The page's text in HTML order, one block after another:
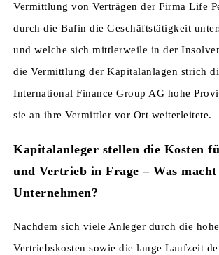
Vermittlung von Verträgen der Firma Life
durch die Bafin die Geschäftstätigkeit
und welche sich mittlerweile in der
die Vermittlung der Kapitalanlagen strich
International Finance Group AG hohe
sie an ihre Vermittler vor Ort weiterleitete.
Kapitalanleger stellen die Kosten
und Vertrieb in Frage – Was macht
Unternehmen?
Nachdem sich viele Anleger durch die
Vertriebskosten sowie die lange Laufzeit